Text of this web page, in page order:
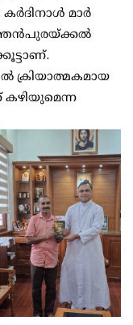
മാർ
ക്രിയാത്മകമായ
കഴിയുമെന്ന